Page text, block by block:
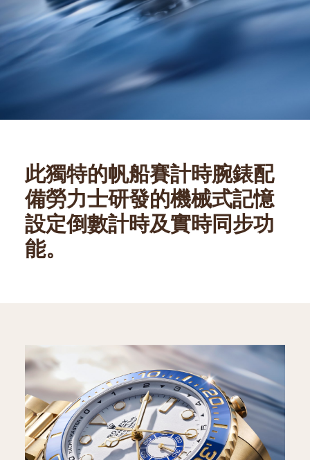
此獨特的帆船賽計時腕錶配
備勞力士研發的機械式記憶
設定倒數計時及實時同步功
能。